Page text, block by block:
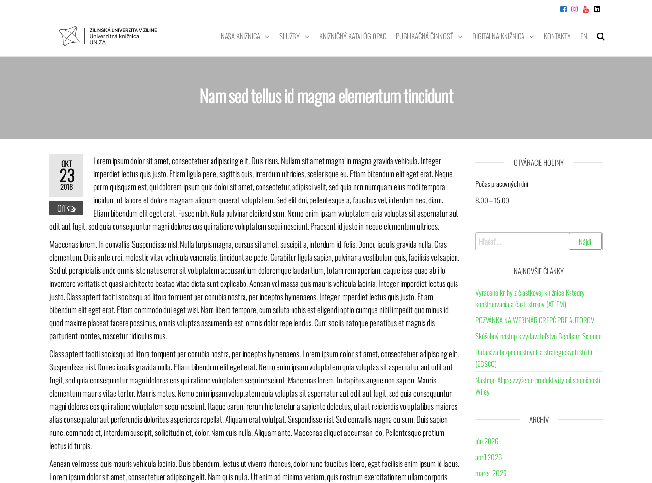
UNIVERZITNÁ
KNIŽNICA
NAŠA KNIŽNICA SLUŽBY KNIŽNIČNÝ KATALÓG OPAC PUBLIKAČNÁ ČINNOSŤ DIGITÁLNA KNIŽNICA KONTAKTY EN
Nam sed tellus id magna elementum tincidunt
OKT
23
2018
Off
Lorem ipsum dolor sit amet, consectetuer adipiscing elit. Duis risus. Nullam sit amet magna in magna gravida vehicula. Integer
imperdiet lectus quis justo. Etiam ligula pede, sagittis quis, interdum ultricies, scelerisque eu. Etiam bibendum elit eget erat. Neque
porro quisquam est, qui dolorem ipsum quia dolor sit amet, consectetur, adipisci velit, sed quia non numquam eius modi tempora
incidunt ut labore et dolore magnam aliquam quaerat voluptatem. Sed elit dui, pellentesque a, faucibus vel, interdum nec, diam.
Etiam bibendum elit eget erat. Fusce nibh. Nulla pulvinar eleifend sem. Nemo enim ipsam voluptatem quia voluptas sit aspernatur aut
odit aut fugit, sed quia consequuntur magni dolores eos qui ratione voluptatem sequi nesciunt. Praesent id justo in neque elementum ultrices.
Maecenas lorem. In convallis. Suspendisse nisl. Nulla turpis magna, cursus sit amet, suscipit a, interdum id, felis. Donec iaculis gravida nulla. Cras
elementum. Duis ante orci, molestie vitae vehicula venenatis, tincidunt ac pede. Curabitur ligula sapien, pulvinar a vestibulum quis, facilisis vel sapien.
Sed ut perspiciatis unde omnis iste natus error sit voluptatem accusantium doloremque laudantium, totam rem aperiam, eaque ipsa quae ab illo
inventore veritatis et quasi architecto beatae vitae dicta sunt explicabo. Aenean vel massa quis mauris vehicula lacinia. Integer imperdiet lectus quis
justo. Class aptent taciti sociosqu ad litora torquent per conubia nostra, per inceptos hymenaeos. Integer imperdiet lectus quis justo. Etiam
bibendum elit eget erat. Etiam commodo dui eget wisi. Nam libero tempore, cum soluta nobis est eligendi optio cumque nihil impedit quo minus id
quod maxime placeat facere possimus, omnis voluptas assumenda est, omnis dolor repellendus. Cum sociis natoque penatibus et magnis dis
parturient montes, nascetur ridiculus mus.
Class aptent taciti sociosqu ad litora torquent per conubia nostra, per inceptos hymenaeos. Lorem ipsum dolor sit amet, consectetuer adipiscing elit.
Suspendisse nisl. Donec iaculis gravida nulla. Etiam bibendum elit eget erat. Nemo enim ipsam voluptatem quia voluptas sit aspernatur aut odit aut
fugit, sed quia consequuntur magni dolores eos qui ratione voluptatem sequi nesciunt. Maecenas lorem. In dapibus augue non sapien. Mauris
elementum mauris vitae tortor. Mauris metus. Nemo enim ipsam voluptatem quia voluptas sit aspernatur aut odit aut fugit, sed quia consequuntur
magni dolores eos qui ratione voluptatem sequi nesciunt. Itaque earum rerum hic tenetur a sapiente delectus, ut aut reiciendis voluptatibus maiores
alias consequatur aut perferendis doloribus asperiores repellat. Aliquam erat volutpat. Suspendisse nisl. Sed convallis magna eu sem. Duis sapien
nunc, commodo et, interdum suscipit, sollicitudin et, dolor. Nam quis nulla. Aliquam ante. Maecenas aliquet accumsan leo. Pellentesque pretium
lectus id turpis.
Aenean vel massa quis mauris vehicula lacinia. Duis bibendum, lectus ut viverra rhoncus, dolor nunc faucibus libero, eget facilisis enim ipsum id lacus.
Lorem ipsum dolor sit amet, consectetuer adipiscing elit. Nam quis nulla. Ut enim ad minima veniam, quis nostrum exercitationem ullam corporis
OTVÁRACIE HODINY
Počas pracovných dní
8:00 – 15:00
Hľadať:
NAJNOVŠIE ČLÁNKY
Vyradené knihy z čiastkovej knižnice Katedry
konštruovania a časti strojov (AT, EM)
POZVÁNKA NA WEBINÁR CREPČ PRE AUTOROV
Skúšobný prístup k vydavateľstvu Bentham Science
Databáza bezpečnostných a strategických štúdií
(EBSCO)
Nástroje AI pre zvýšenie produktivity od spoločnosti
Wiley
ARCHÍV
jún 2026
apríl 2026
marec 2026